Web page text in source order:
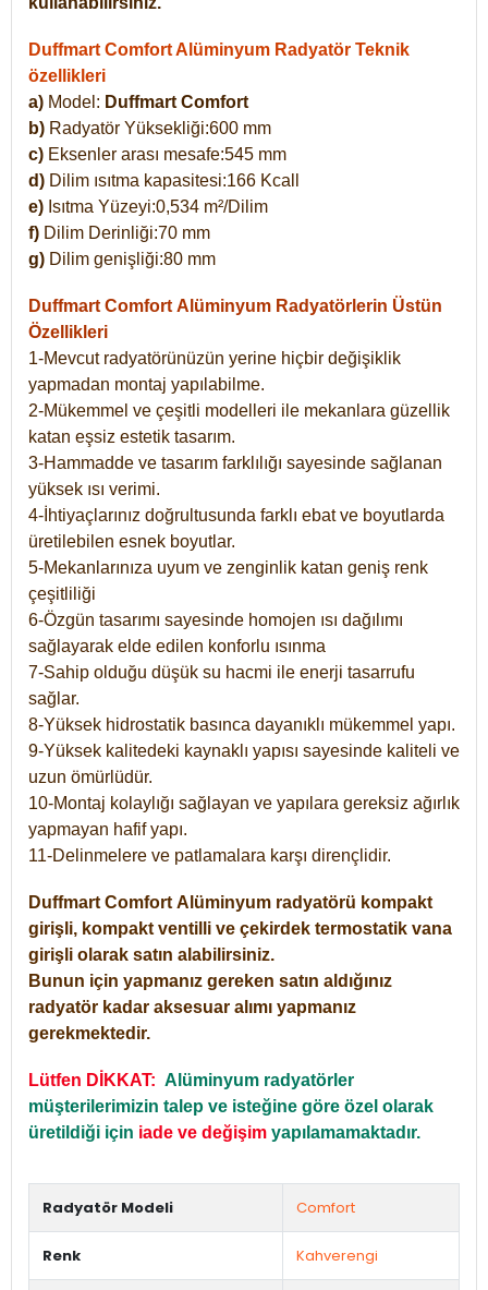
Duffmart Comfort Alüminyum Radyatör Teknik
özellikleri
a) Model: Duffmart Comfort
b) Radyatör Yüksekliği:600 mm
c) Eksenler arası mesafe:545 mm
d) Dilim ısıtma kapasitesi:166 Kcall
e) Isıtma Yüzeyi:0,534 m²/Dilim
f) Dilim Derinliği:70 mm
g) Dilim genişliği:80 mm
Duffmart Comfort Alüminyum Radyatörlerin Üstün
Özellikleri
1-Mevcut radyatörünüzün yerine hiçbir değişiklik
yapmadan montaj yapılabilme.
2-Mükemmel ve çeşitli modelleri ile mekanlara güzellik
katan eşsiz estetik tasarım.
3-Hammadde ve tasarım farklılığı sayesinde sağlanan
yüksek ısı verimi.
4-İhtiyaçlarınız doğrultusunda farklı ebat ve boyutlarda
üretilebilen esnek boyutlar.
5-Mekanlarınıza uyum ve zenginlik katan geniş renk
çeşitliliği
6-Özgün tasarımı sayesinde homojen ısı dağılımı
sağlayarak elde edilen konforlu ısınma
7-Sahip olduğu düşük su hacmi ile enerji tasarrufu
sağlar.
8-Yüksek hidrostatik basınca dayanıklı mükemmel yapı.
9-Yüksek kalitedeki kaynaklı yapısı sayesinde kaliteli ve
uzun ömürlüdür.
10-Montaj kolaylığı sağlayan ve yapılara gereksiz ağırlık
yapmayan hafif yapı.
11-Delinmelere ve patlamalara karşı dirençlidir.
Duffmart Comfort Alüminyum radyatörü kompakt
girişli, kompakt ventilli ve çekirdek termostatik vana
girişli olarak satın alabilirsiniz.
Bunun için yapmanız gereken satın aldığınız
radyatör kadar aksesuar alımı yapmanız
gerekmektedir.
Lütfen DİKKAT: Alüminyum radyatörler
müşterilerimizin talep ve isteğine göre özel olarak
üretildiği için iade ve değişim yapılamamaktadır.
Radyatör Modeli Comfort
Renk Kahverengi